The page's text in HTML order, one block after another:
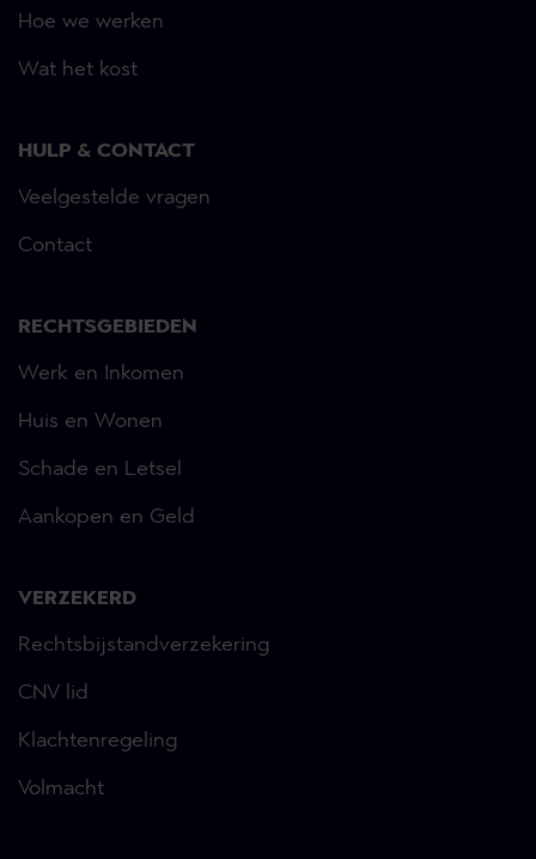
Hoe we werken
Wat het kost
HULP & CONTACT
Veelgestelde vragen
Contact
RECHTSGEBIEDEN
Werk en Inkomen
Huis en Wonen
Schade en Letsel
Aankopen en Geld
VERZEKERD
Rechtsbijstandverzekering
CNV lid
Klachtenregeling
Volmacht